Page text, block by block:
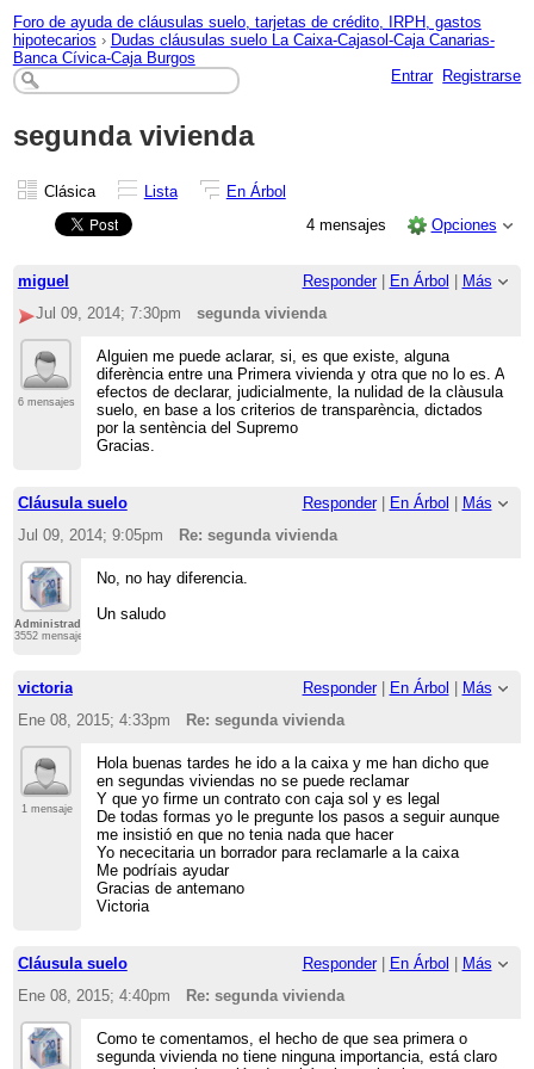
Foro de ayuda de cláusulas suelo, tarjetas de crédito, IRPH, gastos
hipotecarios › Dudas cláusulas suelo La Caixa-Cajasol-Caja Canarias-
Banca Cívica-Caja Burgos
Entrar
Registrarse
segunda vivienda
Clásica Lista
En Árbol
4 mensajes
Opciones
miguel Responder| En Árbol
Más
Jul 09, 2014; 7:30pm
segunda vivienda
6 mensajes
Alguien me puede aclarar, si, es que existe, alguna
diferència entre una Primera vivienda y otra que no lo es. A
efectos de declarar, judicialmente, la nulidad de la clàusula
suelo, en base a los criterios de transparència, dictados
por la sentència del Supremo
Gracias.
Cláusula suelo Responder| En Árbol
Más
Jul 09, 2014; 9:05pm
Re: segunda vivienda
Administrador
3552 mensajes
No, no hay diferencia.
Un saludo
victoria Responder| En Árbol
Más
Ene 08, 2015; 4:33pm
Re: segunda vivienda
1 mensaje
Hola buenas tardes he ido a la caixa y me han dicho que
en segundas viviendas no se puede reclamar
Y que yo firme un contrato con caja sol y es legal
De todas formas yo le pregunte los pasos a seguir aunque
me insistió en que no tenia nada que hacer
Yo nececitaria un borrador para reclamarle a la caixa
Me podríais ayudar
Gracias de antemano
Victoria
Cláusula suelo Responder| En Árbol
Más
Ene 08, 2015; 4:40pm
Re: segunda vivienda
Como te comentamos, el hecho de que sea primera o
segunda vivienda no tiene ninguna importancia, está claro